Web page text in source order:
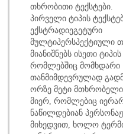
თხრობითი ტექსტები.
პირველი ტიპის
ექსტრადიეგეტური
მულტიპერსპექტიული
მიანიშნებს ისეთი
რომლებშიც მომხდარი
თანმიმდევრულად
ორზე მეტი მთხრობელი
მიერ, რომლებიც
ნაწილდებიან
მიხედვით, ხოლო